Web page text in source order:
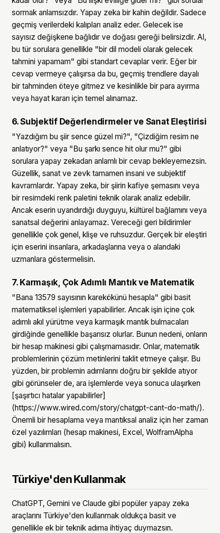
sormak anlamsızdır. Yapay zeka bir kahin değildir. Sadece
geçmiş verilerdeki kalıpları analiz eder. Gelecek ise
sayısız değişkene bağlıdır ve doğası gereği belirsizdir. AI,
bu tür sorulara genellikle "bir dil modeli olarak gelecek
tahmini yapamam" gibi standart cevaplar verir. Eğer bir
cevap vermeye çalışırsa da bu, geçmiş trendlere dayalı
bir tahminden öteye gitmez ve kesinlikle bir para ayırma
veya hayat kararı için temel alınamaz.
6. Subjektif Değerlendirmeler ve Sanat Eleştirisi
"Yazdığım bu şiir sence güzel mi?", "Çizdiğim resim ne
anlatıyor?" veya "Bu şarkı sence hit olur mu?" gibi
sorulara yapay zekadan anlamlı bir cevap bekleyemezsin.
Güzellik, sanat ve zevk tamamen insani ve subjektif
kavramlardır. Yapay zeka, bir şiirin kafiye şemasını veya
bir resimdeki renk paletini teknik olarak analiz edebilir.
Ancak eserin uyandırdığı duyguyu, kültürel bağlamını veya
sanatsal değerini anlayamaz. Vereceği geri bildirimler
genellikle çok genel, klişe ve ruhsuzdur. Gerçek bir eleştiri
için eserini insanlara, arkadaşlarına veya o alandaki
uzmanlara göstermelisin.
7. Karmaşık, Çok Adımlı Mantık ve Matematik
"Bana 13579 sayısının karekökünü hesapla" gibi basit
matematiksel işlemleri yapabilirler. Ancak işin içine çok
adımlı akıl yürütme veya karmaşık mantık bulmacaları
girdiğinde genellikle başarısız olurlar. Bunun nedeni, onların
bir hesap makinesi gibi çalışmamasıdır. Onlar, matematik
problemlerinin çözüm metinlerini taklit etmeye çalışır. Bu
yüzden, bir problemin adımlarını doğru bir şekilde atıyor
gibi görünseler de, ara işlemlerde veya sonuca ulaşırken
[şaşırtıcı hatalar yapabilirler]
(https://www.wired.com/story/chatgpt-cant-do-math/).
Önemli bir hesaplama veya mantıksal analiz için her zaman
özel yazılımları (hesap makinesi, Excel, WolframAlpha
gibi) kullanmalısın.
Türkiye'den Kullanmak
ChatGPT, Gemini ve Claude gibi popüler yapay zeka
araçlarını Türkiye'den kullanmak oldukça basit ve
genellikle ek bir teknik adıma ihtiyaç duymazsın.